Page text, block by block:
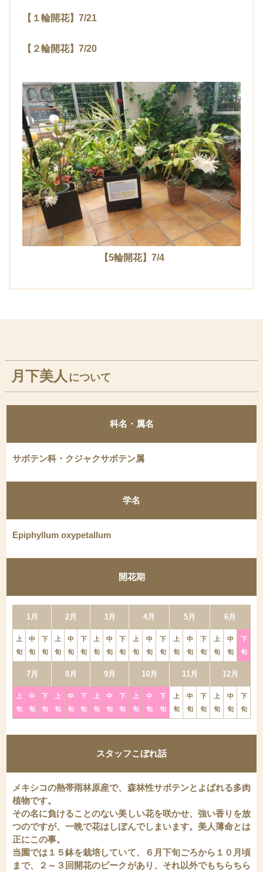
【１輪開花】7/21
【２輪開花】7/20
【5輪開花】7/4
月下美人 について
科名・属名
サボテン科・クジャクサボテン属
学名
Epiphyllum oxypetallum
開花期
1月 2月 3月 4月 5月 6月
上
旬
中
旬
下
旬
上
旬
中
旬
下
旬
上
旬
中
旬
下
旬
上
旬
中
旬
下
旬
上
旬
中
旬
下
旬
上
旬
中
旬
下
旬
7月 8月 9月 10月 11月 12月
上
旬
中
旬
下
旬
上
旬
中
旬
下
旬
上
旬
中
旬
下
旬
上
旬
中
旬
下
旬
上
旬
中
旬
下
旬
上
旬
中
旬
下
旬
スタッフこぼれ話
メキシコの熱帯雨林原産で、森林性サボテンとよばれる多肉
植物です。
その名に負けることのない美しい花を咲かせ、強い香りを放
つのですが、一晩で花はしぼんでしまいます。美人薄命とは
正にこの事。
当園では１５鉢を栽培していて、６月下旬ごろから１０月頃
まで、２～３回開花のピークがあり、それ以外でもちらちら